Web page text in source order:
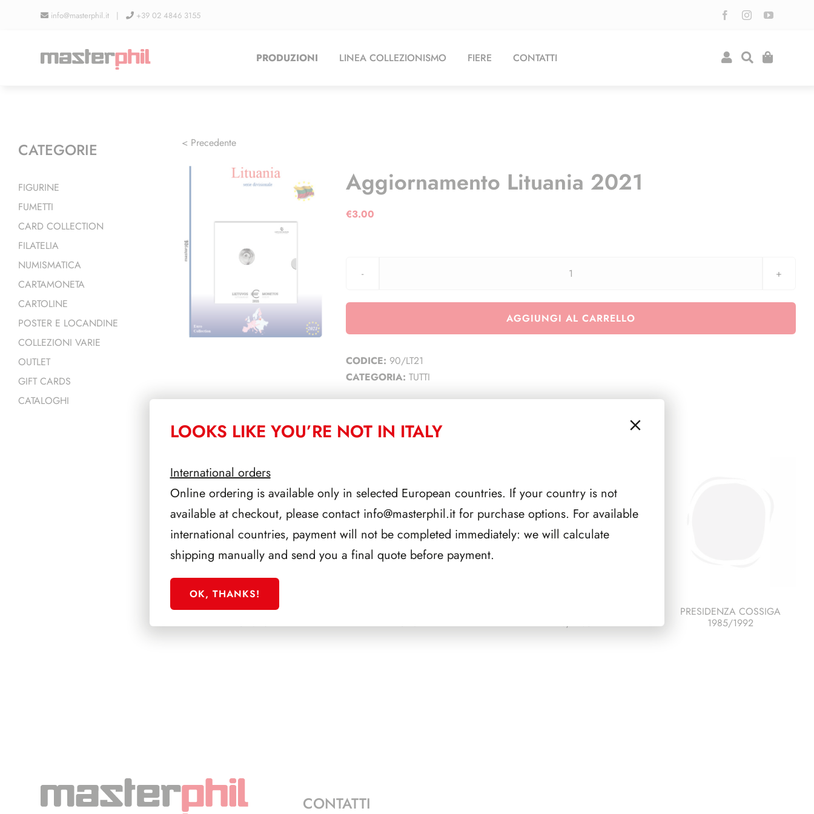
info@masterphil.it | +39 02 4846 3155
PRODUZIONI LINEA COLLEZIONISMO FIERE CONTATTI
< Precedente
Aggiornamento Lituania 2021
€3.00
aggiornamento
2021
AGGIUNGI AL CARRELLO
CODICE: 90/LT21
CATEGORIA: TUTTI
PRODOTTI CORRELATI
SFORZESCO ITALIA 1996
PAGINE 6
PAGINE 7
1978/1985
PRESIDENZA COSSIGA
1985/1992
CATEGORIE
FIGURINE
FUMETTI
CARD COLLECTION
FILATELIA
NUMISMATICA
CARTAMONETA
CARTOLINE
POSTER E LOCANDINE
COLLEZIONI VARIE
OUTLET
GIFT CARDS
CATALOGHI
CONTATTI
LOOKS LIKE YOU’RE NOT IN ITALY
International orders
Online ordering is available only in selected European countries. If your country is not
available at checkout, please contact info@masterphil.itfor purchase options. For available
international countries, payment will not be completed immediately: we will calculate
shipping manually and send you a final quote before payment.
OK, THANKS!